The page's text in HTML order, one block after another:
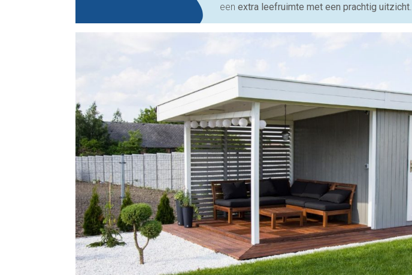
eenextra leefruimte met een prachtig uitzicht.